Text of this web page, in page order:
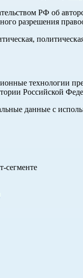
РФ об
разрешения
технологии
Российской
данные с
сегменте